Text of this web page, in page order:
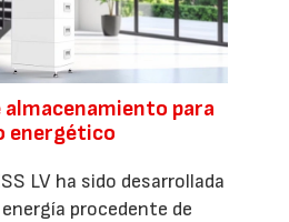
almacenamiento para
energético
LV ha sido desarrollada
procedente de